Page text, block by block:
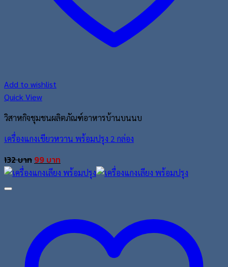
Add to wishlist
Quick View
วิสาหกิจชุมชนผลิตภัณฑ์อาหารบ้านบนนบ
เครื่องแกงเขียวหวาน พร้อมปรุง 2 กล่อง
132บาท Original
price
99 บาท
price